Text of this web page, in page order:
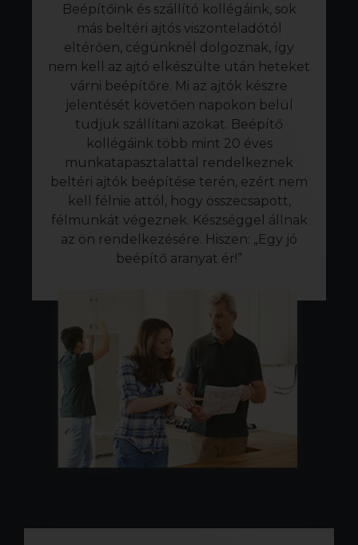
Beépítőink és szállító kollégáink, sok
más beltéri ajtós viszonteladótól
eltérően, cégünknél dolgoznak, így
nem kell az ajtó elkészülte után heteket
várni beépítőre. Mi az ajtók készre
jelentését követően napokon belül
tudjuk szállítani azokat. Beépítő
kollégáink több mint 20 éves
munkatapasztalattal rendelkeznek
beltéri ajtók beépítése terén, ezért nem
kell félnie attól, hogy összecsapott,
félmunkát végeznek. Készséggel állnak
az ön rendelkezésére. Hiszen: „Egy jó
beépítő aranyat ér!”